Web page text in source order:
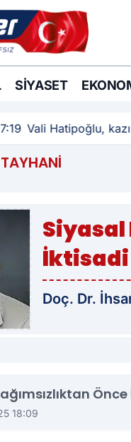
SIYASET
Vali Hatipoğlu,
Siyasal
İktisadi
Doç. Dr.
18:09